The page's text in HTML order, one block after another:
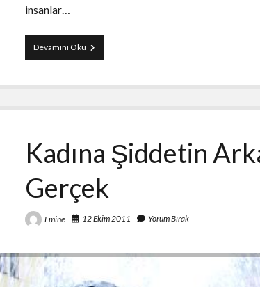
insanlar…
Devamını Oku Kalem
Susacak
Vicdan
Kadına Şiddetin
Gerçek
Emine 12 Ekim 2011 Yorum Bırak